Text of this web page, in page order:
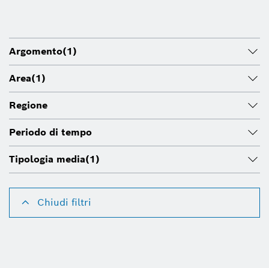
Argomento(1)
Area(1)
Regione
Periodo di tempo
Tipologia media(1)
Chiudi filtri